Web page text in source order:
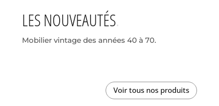
LES NOUVEAUTÉS
Mobilier vintage des années 40 à 70.
Voir tous nos produits